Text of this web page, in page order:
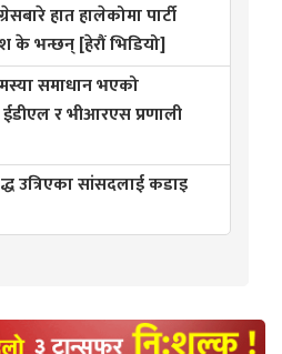
हात हालेकोमा पार्टी
के भन्छन् [हेरौं भिडियो]
समाधान भएको
र भीआरएस प्रणाली
उत्रिएका सांसदलाई कडाइ